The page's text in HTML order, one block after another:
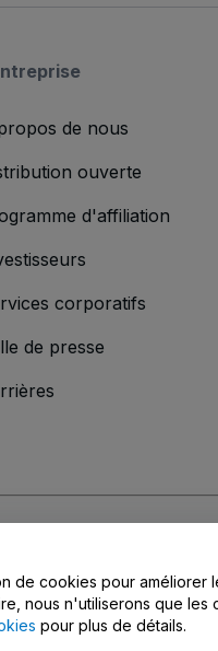
de nous
ouverte
d'affiliation
corporatifs
de presse
de confidentialité
de cookies pour améliorer
nous n'utiliserons que les
pour plus de détails.